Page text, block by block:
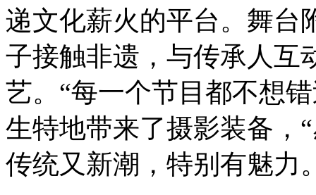
递文化薪火的平台。舞台
子接触非遗，与传承人互
艺。“每一个节目都不想
生特地带来了摄影装备，
传统又新潮，特别有魅力